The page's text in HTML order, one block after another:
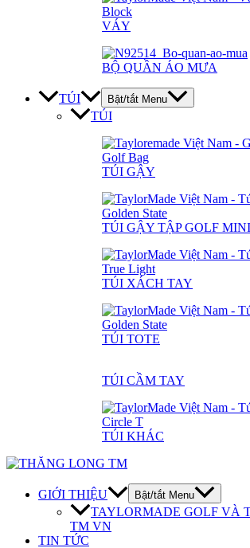
VÁY
BỘ QUẦN ÁO MƯA
TÚI Bật/tắt Menu
TÚI
TÚI GẬY
TÚI GẬY TẬP GOLF MINI
TÚI XÁCH TAY
TÚI TOTE
TÚI CẦM TAY
TÚI KHÁC
GIỚI THIỆU Bật/tắt Menu
TAYLORMADE GOLF VÀ
TM VN
TIN TỨC